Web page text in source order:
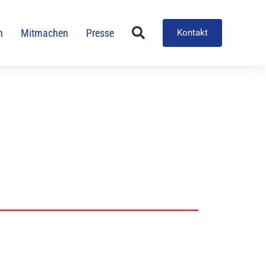
Mitmachen Presse Kontakt